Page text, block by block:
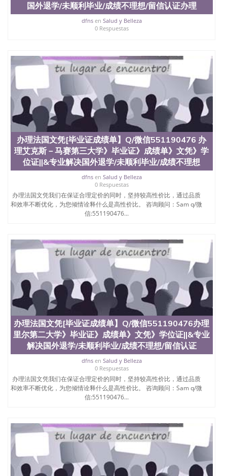
证||&专业解决国外退学/未顺利毕业/成绩不理想/留
信认证办理/学位证办理 Université des Antilles et de
国外退学/未顺利毕业/成绩不理想/留信认证办理
dfnsen Salud y Belleza
0 Respuestas
办理法国文凭[毕业证成绩单】Q/微信551190476 办
理艾克斯－马赛第三大学》毕业证》成绩单》文凭》学
位证||&专业解决国外退学/未顺利毕业/成绩不理想
dfnsen Salud y Belleza
0 Respuestas
办理法国文凭我们在保证合理定价的同时，坚持较高性价比，通过品质
和效率不断优化，为您倾情诠释什么是高性价比。 咨询顾问：Sam q/微
信:551190476...
办理法国文凭[毕业证成绩单】Q/微信551190476办理
里尔第二大学》毕业证》成绩单》文凭》学位证||&专业
解决国外退学/未顺利毕业/成绩不理想/留信认证
dfnsen Salud y Belleza
0 Respuestas
办理法国文凭我们在保证合理定价的同时，坚持较高性价比，通过品质
和效率不断优化，为您倾情诠释什么是高性价比。 咨询顾问：Sam q/微
信:551190476...